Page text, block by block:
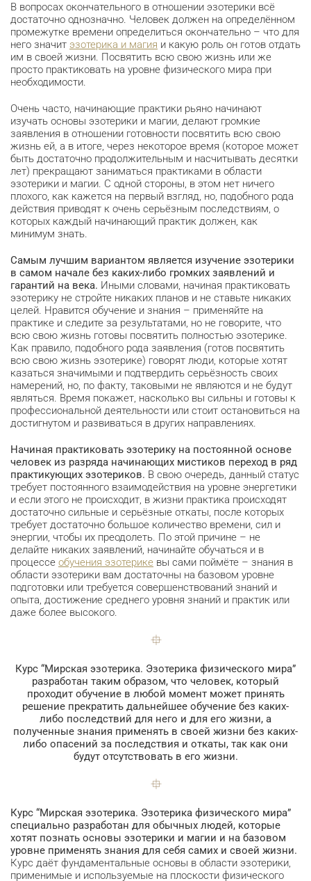
В вопросах окончательного в отношении эзотерики всё
достаточно однозначно. Человек должен на определённом
промежутке времени определиться окончательно – что для
него значит эзотерика и магия и какую роль он готов отдать
им в своей жизни. Посвятить всю свою жизнь или же
просто практиковать на уровне физического мира при
необходимости.
Очень часто, начинающие практики рьяно начинают
изучать основы эзотерики и магии, делают громкие
заявления в отношении готовности посвятить всю свою
жизнь ей, а в итоге, через некоторое время (которое может
быть достаточно продолжительным и насчитывать десятки
лет) прекращают заниматься практиками в области
эзотерики и магии. С одной стороны, в этом нет ничего
плохого, как кажется на первый взгляд, но, подобного рода
действия приводят к очень серьёзным последствиям, о
которых каждый начинающий практик должен, как
минимум знать.
Самым лучшим вариантом является изучение эзотерики
в самом начале без каких-либо громких заявлений и
гарантий на века. Иными словами, начиная практиковать
эзотерику не стройте никаких планов и не ставьте никаких
целей. Нравится обучение и знания – применяйте на
практике и следите за результатами, но не говорите, что
всю свою жизнь готовы посвятить полностью эзотерике.
Как правило, подобного рода заявления (готов посвятить
всю свою жизнь эзотерике) говорят люди, которые хотят
казаться значимыми и подтвердить серьёзность своих
намерений, но, по факту, таковыми не являются и не будут
являться. Время покажет, насколько вы сильны и готовы к
профессиональной деятельности или стоит остановиться на
достигнутом и развиваться в других направлениях.
Начиная практиковать эзотерику на постоянной основе
человек из разряда начинающих мистиков переход в ряд
практикующих эзотериков. В свою очередь, данный статус
требует постоянного взаимодействия на уровне энергетики
и если этого не происходит, в жизни практика происходят
достаточно сильные и серьёзные откаты, после которых
требует достаточно большое количество времени, сил и
энергии, чтобы их преодолеть. По этой причине – не
делайте никаких заявлений, начинайте обучаться и в
процессе обучения эзотерике вы сами поймёте – знания в
области эзотерики вам достаточны на базовом уровне
подготовки или требуется совершенствований знаний и
опыта, достижение среднего уровня знаний и практик или
даже более высокого.
Курс “Мирская эзотерика. Эзотерика физического мира”
разработан таким образом, что человек, который
проходит обучение в любой момент может принять
решение прекратить дальнейшее обучение без каких-
либо последствий для него и для его жизни, а
полученные знания применять в своей жизни без каких-
либо опасений за последствия и откаты, так как они
будут отсутствовать в его жизни.
Курс “Мирская эзотерика. Эзотерика физического мира”
специально разработан для обычных людей, которые
хотят познать основы эзотерики и магии и на базовом
уровне применять знания для себя самих и своей жизни.
Курс даёт фундаментальные основы в области эзотерики,
применимые и используемые на плоскости физического